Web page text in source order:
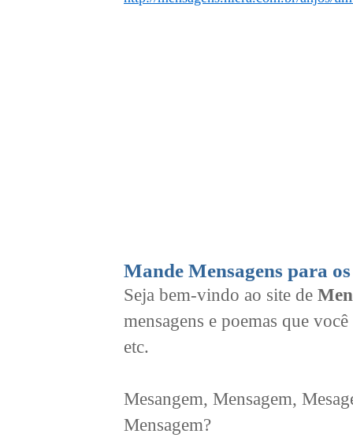
Mande Mensagens para
Seja bem-vindo ao site de
mensagens e poemas que
etc.
Mesangem, Mensagem,
Mensagem?